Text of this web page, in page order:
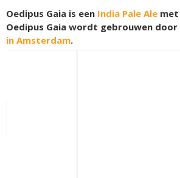
Oedipus Gaia is een India Pale Ale met
Oedipus Gaia wordt gebrouwen door
in Amsterdam.